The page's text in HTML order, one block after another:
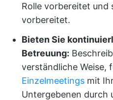
Rolle vorbereitet und
vorbereitet.
Bieten Sie
Betreuung:
verständliche Weise,
Einzelmeetings mit
Untergebenen durch